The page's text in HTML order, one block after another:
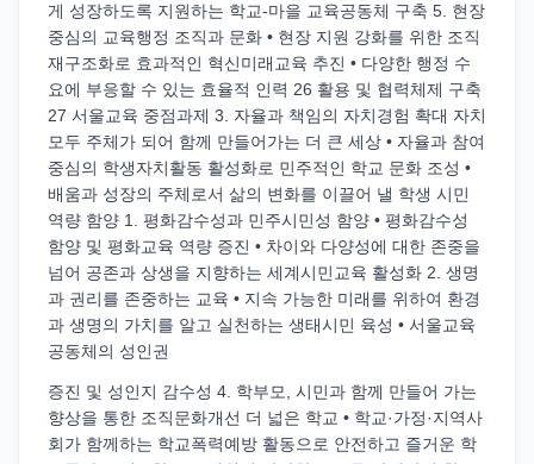
게 성장하도록 지원하는 학교-마을 교육공동체 구축 5. 현장
중심의 교육행정 조직과 문화 • 현장 지원 강화를 위한 조직
재구조화로 효과적인 혁신미래교육 추진 • 다양한 행정 수
요에 부응할 수 있는 효율적 인력 26 활용 및 협력체제 구축
27 서울교육 중점과제 3. 자율과 책임의 자치경험 확대 자치
모두 주체가 되어 함께 만들어가는 더 큰 세상 • 자율과 참여
중심의 학생자치활동 활성화로 민주적인 학교 문화 조성 •
배움과 성장의 주체로서 삶의 변화를 이끌어 낼 학생 시민
역량 함양 1. 평화감수성과 민주시민성 함양 • 평화감수성
함양 및 평화교육 역량 증진 • 차이와 다양성에 대한 존중을
넘어 공존과 상생을 지향하는 세계시민교육 활성화 2. 생명
과 권리를 존중하는 교육 • 지속 가능한 미래를 위하여 환경
과 생명의 가치를 알고 실천하는 생태시민 육성 • 서울교육
공동체의 성인권
증진 및 성인지 감수성 4. 학부모, 시민과 함께 만들어 가는
향상을 통한 조직문화개선 더 넓은 학교 • 학교·가정·지역사
회가 함께하는 학교폭력예방 활동으로 안전하고 즐거운 학